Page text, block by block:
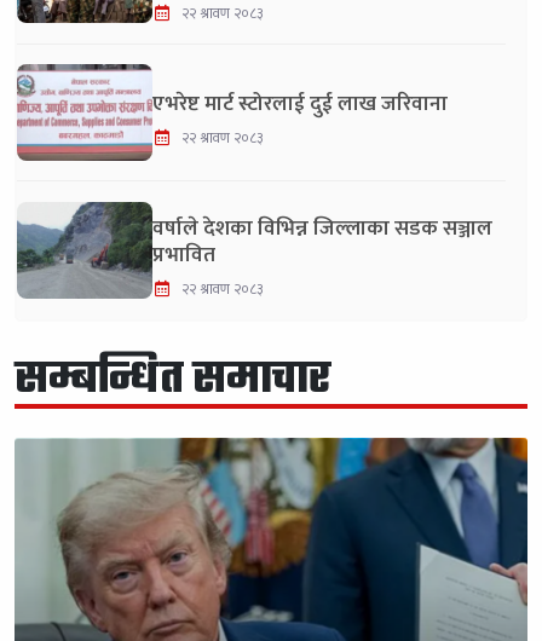
२२ श्रावण २०८३
एभरेष्ट मार्ट स्टोरलाई दुई लाख जरिवाना
२२ श्रावण २०८३
वर्षाले देशका विभिन्न जिल्लाका सडक सञ्जाल
प्रभावित
२२ श्रावण २०८३
सम्बन्धित समाचार